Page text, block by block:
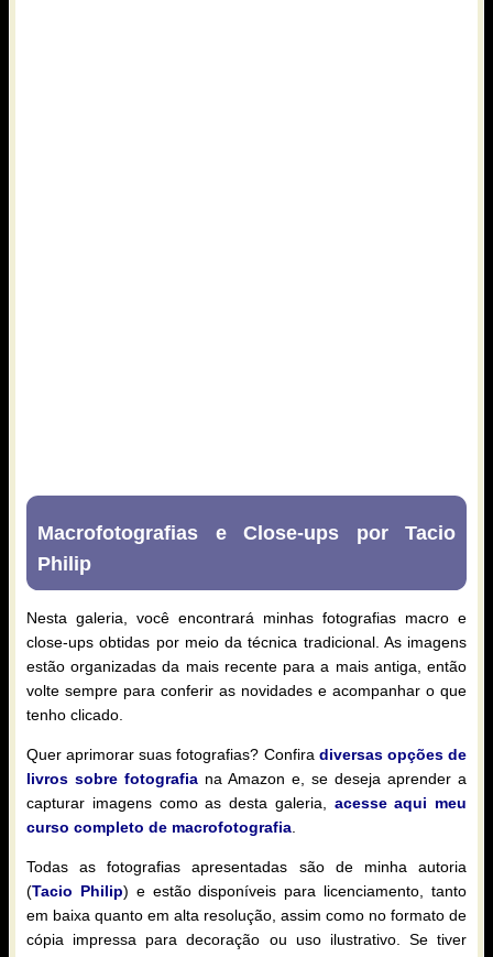
Macrofotografias e Close-ups por Tacio
Philip
Nesta galeria, você encontrará minhas fotografias macro e
close-ups obtidas por meio da técnica tradicional. As imagens
estão organizadas da mais recente para a mais antiga, então
volte sempre para conferir as novidades e acompanhar o que
tenho clicado.
Quer aprimorar suas fotografias? Confira diversas opções de
livros sobre fotografia na Amazon e, se deseja aprender a
capturar imagens como as desta galeria, acesse aqui meu
curso completo de macrofotografia
Todas as fotografias apresentadas são de minha autoria
(Tacio Philip) e estão disponíveis para licenciamento, tanto
em baixa quanto em alta resolução, assim como no formato de
cópia impressa para decoração ou uso ilustrativo. Se tiver